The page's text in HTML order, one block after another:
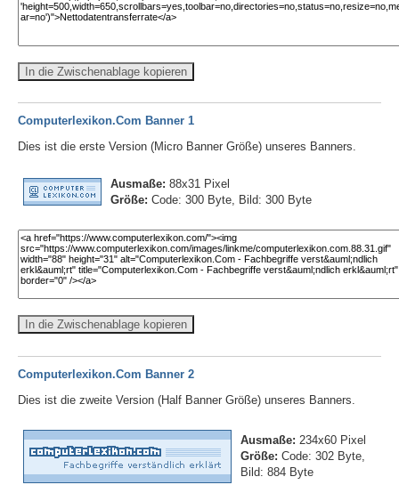
In die Zwischenablage kopieren
Computerlexikon.Com Banner 1
Dies ist die erste Version (Micro Banner Größe) unseres Banners.
Ausmaße: 88x31 Pixel
Größe: Code: 300 Byte, Bild: 300 Byte
In die Zwischenablage kopieren
Computerlexikon.Com Banner 2
Dies ist die zweite Version (Half Banner Größe) unseres Banners.
Ausmaße: 234x60 Pixel
Größe: Code: 302 Byte,
Bild: 884 Byte